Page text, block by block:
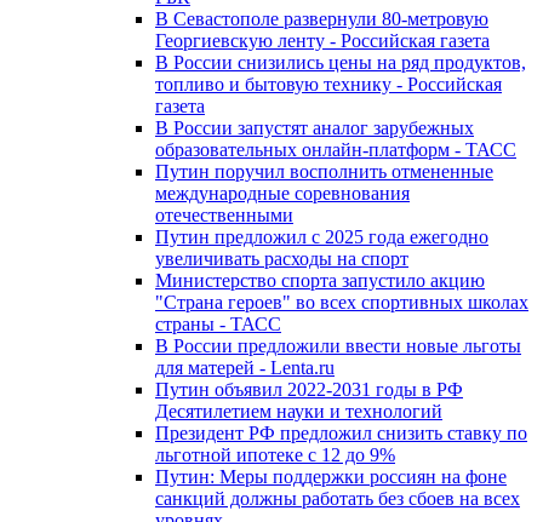
В Севастополе развернули 80-метровую
Георгиевскую ленту - Российская газета
В России снизились цены на ряд продуктов,
топливо и бытовую технику - Российская
газета
В России запустят аналог зарубежных
образовательных онлайн-платформ - ТАСС
Путин поручил восполнить отмененные
международные соревнования
отечественными
Путин предложил с 2025 года ежегодно
увеличивать расходы на спорт
Министерство спорта запустило акцию
"Страна героев" во всех спортивных школах
страны - ТАСС
В России предложили ввести новые льготы
для матерей - Lenta.ru
Путин объявил 2022-2031 годы в РФ
Десятилетием науки и технологий
Президент РФ предложил снизить ставку по
льготной ипотеке с 12 до 9%
Путин: Меры поддержки россиян на фоне
санкций должны работать без сбоев на всех